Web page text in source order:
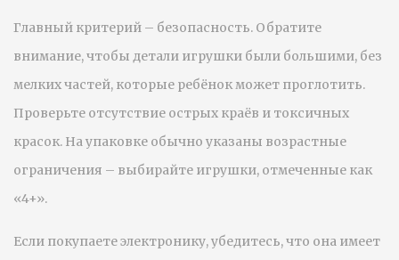
Главный критерий – безопасность. Обратите
внимание, чтобы детали игрушки были большими, без
мелких частей, которые ребёнок может проглотить.
Проверьте отсутствие острых краёв и токсичных
красок. На упаковке обычно указаны возрастные
ограничения – выбирайте игрушки, отмеченные как
«4+».
Если покупаете электронику, убедитесь, что она имеет